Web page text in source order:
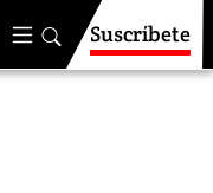
Suscríbete